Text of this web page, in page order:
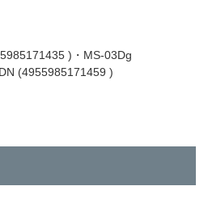
)・MS-03Dg
(4955985171459 )